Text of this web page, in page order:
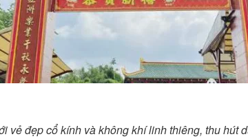
vẻ đẹp cổ kính và không khí linh thiêng, thu hút